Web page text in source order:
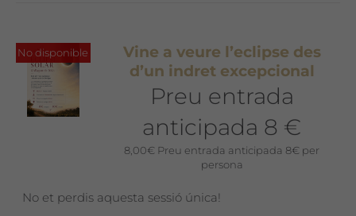
No disponible
Vine a veure l’eclipse des
d’un indret excepcional
Preu entrada
anticipada 8 €
8,00€ Preu entrada anticipada 8€ per
persona
No et perdis aquesta sessió única!